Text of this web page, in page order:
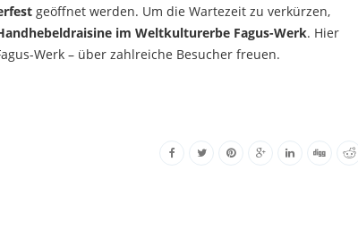
geöffnet werden. Um die Wartezeit zu verkürzen,
im Weltkulturerbe Fagus-Werk. Hier
Werk – über zahlreiche Besucher freuen.